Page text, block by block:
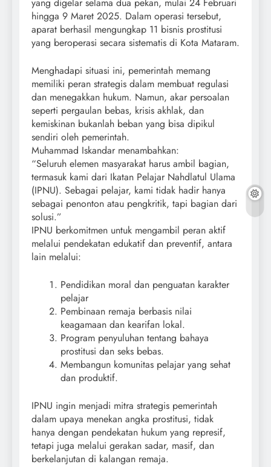
yang digelar selama dua pekan, mulai 24 Februari
hingga 9 Maret 2025. Dalam operasi tersebut,
aparat berhasil mengungkap 11 bisnis prostitusi
yang beroperasi secara sistematis di Kota Mataram.
Menghadapi situasi ini, pemerintah memang
memiliki peran strategis dalam membuat regulasi
dan menegakkan hukum. Namun, akar persoalan
seperti pergaulan bebas, krisis akhlak, dan
kemiskinan bukanlah beban yang bisa dipikul
sendiri oleh pemerintah.
Muhammad Iskandar menambahkan:
“Seluruh elemen masyarakat harus ambil bagian,
termasuk kami dari Ikatan Pelajar Nahdlatul Ulama
(IPNU). Sebagai pelajar, kami tidak hadir hanya
sebagai penonton atau pengkritik, tapi bagian dari
solusi.”
IPNU berkomitmen untuk mengambil peran aktif
melalui pendekatan edukatif dan preventif, antara
lain melalui:
Pendidikan moral dan penguatan karakter
pelajar
Pembinaan remaja berbasis nilai
keagamaan dan kearifan lokal.
Program penyuluhan tentang bahaya
prostitusi dan seks bebas.
Membangun komunitas pelajar yang sehat
dan produktif.
IPNU ingin menjadi mitra strategis pemerintah
dalam upaya menekan angka prostitusi, tidak
hanya dengan pendekatan hukum yang represif,
tetapi juga melalui gerakan sadar, masif, dan
berkelanjutan di kalangan remaja.